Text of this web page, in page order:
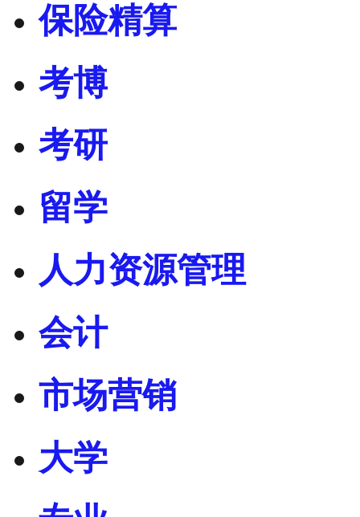
保险精算
考博
考研
留学
人力资源管理
会计
市场营销
大学